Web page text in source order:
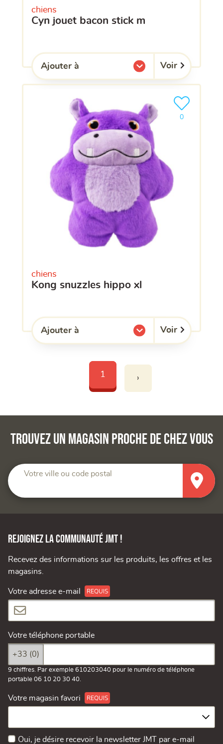
chiens
cyn jouet bacon stick m
Ajouter à
l'une de mes listes. Voir
chiens
kong snuzzles hippo xl
0
Ajouter le
clients ont
Ajouter à
l'une de mes listes. Voir
1 ›
Trouvez un magasin proche de chez vous
Votre ville ou code postal
Rejoignez la communauté JMT !
Recevez des informations sur les produits, les offres et les
magasins.
Votre adresse e-mail
Votre téléphone portable
+33 (0)
9 chiffres. Par exemple 610203040 pour le numéro de téléphone
portable 06 10 20 30 40.
Votre magasin favori
Oui, je désire recevoir la newsletter JMT par e-mail